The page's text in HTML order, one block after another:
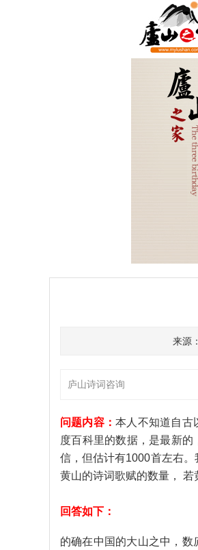
来源：
庐山诗词咨询
问题内容：本人不知道自古
度百科里的数据，是最新
信，但估计有1000首左右
黄山的诗词歌赋的数量， 若
回答如下：
的确在中国的大山之中，